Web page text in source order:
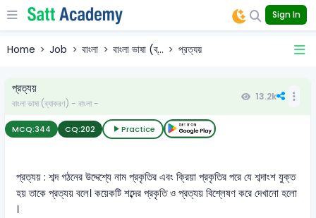
Sign In
Home Job বাংলা বাংলা ভাষা (ব্... প্রত্যয়
প্রত্যয়
বাংলা ভাষা (ব্যাকরণ) - বাংলা -
13.2k
MCQ:344 CQ:202 Practice
প্রত্যয় : শব্দ গঠনের উদ্দেশ্যে নাম প্রকৃতির এবং ক্রিয়া প্রকৃতির পরে যে শব্দাংশ যুক্ত
হয় তাকে প্রত্যয় বলে। কয়েকটি শব্দের প্রকৃতি ও প্রত্যয় বিশ্লেষণ করে দেখানো হলো
।